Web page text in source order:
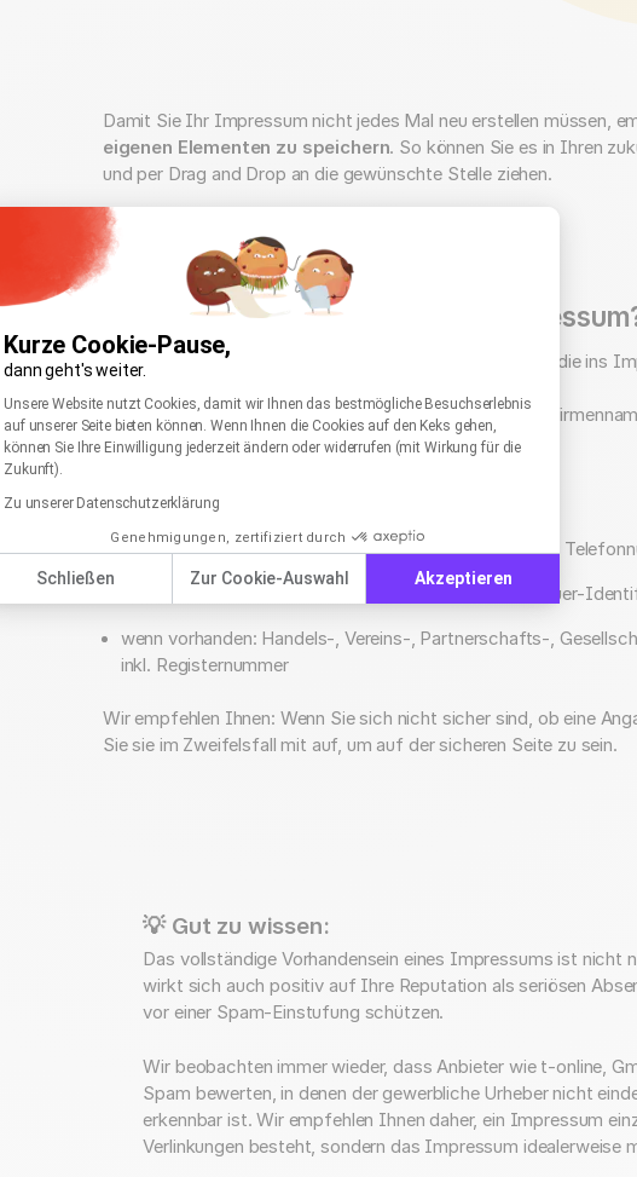
Kurze Cookie-Pause,
dann geht's weiter.
Einwilligungsmanagementplattform: Passen Sie Ihre
Unsere Website nutzt Cookies, damit wir Ihnen das bestmögliche Besuchserlebnis
auf unserer Seite bieten können. Wenn Ihnen die Cookies auf den Keks gehen,
können Sie Ihre Einwilligung jederzeit ändern oder widerrufen (mit Wirkung für die
Zukunft).
Zu unserer Datenschutzerklärung
Genehmigungen, zertifiziert durch
Schließen Zur Cookie-Auswahl Akzeptieren
Axeptio consent
Damit Sie Ihr Impressum nicht jedes Mal neu erstellen müssen,
eigenen Elementen zu speichern. So können Sie es in Ihren
und per Drag and Drop an die gewünschte Stelle ziehen.
Welche Angaben gehören ins
Es gibt gewisse Mindestanforderungen an die Angaben, die ins
Name(Personenname des Vertretungsberechtigten,
wenn vorhanden:Rechtsform(z. B. GmbH, AG)
Anschrift(Straße, Hausnummer, PLZ, Ort)
Kontaktinformation(i. d. R. eine E-Mail-Adresse und
wenn vorhanden: Umsatzsteuer- oder Wirtschaftssteuer-
wenn vorhanden: Handels-, Vereins-, Partnerschafts-,
inkl. Registernummer
Wir empfehlen Ihnen: Wenn Sie sich nicht sicher sind, ob eine
Sie sie im Zweifelsfall mit auf, um auf der sicheren Seite zu sein.
💡 Gut zu wissen:
Das vollständige Vorhandensein eines Impressums ist nicht
wirkt sich auch positiv auf Ihre Reputation als seriösen
vor einer Spam-Einstufung schützen.
Wir beobachten immer wieder, dass Anbieter wie t-online,
Spam bewerten, in denen der gewerbliche Urheber nicht
erkennbar ist. Wir empfehlen Ihnen daher, ein Impressum
Verlinkungen besteht, sondern das Impressum idealerweise